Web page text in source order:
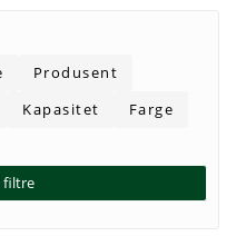
Produsent
Kapasitet
Farge
filtre